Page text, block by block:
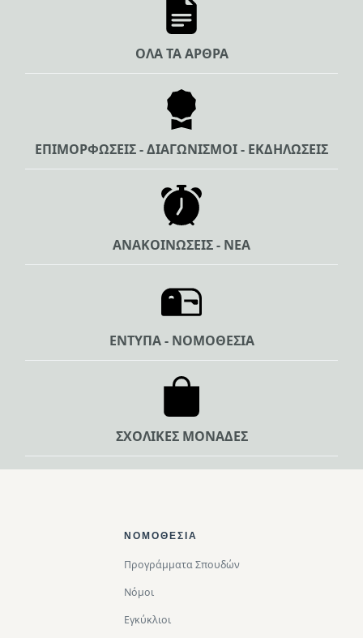
ΟΛΑ ΤΑ ΑΡΘΡΑ
ΕΠΙΜΟΡΦΩΣΕΙΣ - ΔΙΑΓΩΝΙΣΜΟΙ - ΕΚΔΗΛΩΣΕΙΣ
ΑΝΑΚΟΙΝΩΣΕΙΣ - ΝΕΑ
ΕΝΤΥΠΑ - ΝΟΜΟΘΕΣΙΑ
ΣΧΟΛΙΚΕΣ ΜΟΝΑΔΕΣ
ΝΟΜΟΘΕΣΊΑ
Προγράμματα Σπουδών
Νόμοι
Εγκύκλιοι